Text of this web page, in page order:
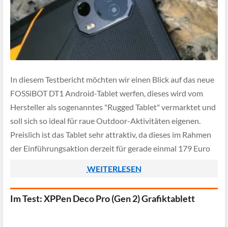
In diesem Testbericht möchten wir einen Blick auf das neue
FOSSiBOT DT1 Android-Tablet werfen, dieses wird vom
Hersteller als sogenanntes "Rugged Tablet" vermarktet und
soll sich so ideal für raue Outdoor-Aktivitäten eigenen.
Preislich ist das Tablet sehr attraktiv, da dieses im Rahmen
der Einführungsaktion derzeit für gerade einmal 179 Euro
WEITERLESEN
Im Test: XPPen Deco Pro (Gen 2) Grafiktablett